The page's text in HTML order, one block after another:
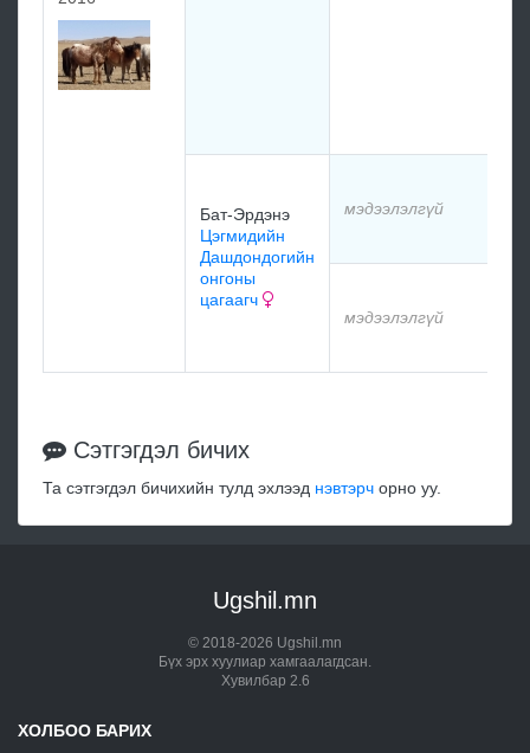
Бат-Эрдэнэ
Цэгмидийн
Дашдондогийн
онгоны
цагаагч
мэдээлэлгүй
мэдээлэлгүй
Сэтгэгдэл бичих
Та сэтгэгдэл бичихийн тулд эхлээд нэвтэрч орно уу.
Ugshil.mn
© 2018-2026 Ugshil.mn
Бүх эрх хуулиар хамгаалагдсан.
Хувилбар 2.6
ХОЛБОО БАРИХ